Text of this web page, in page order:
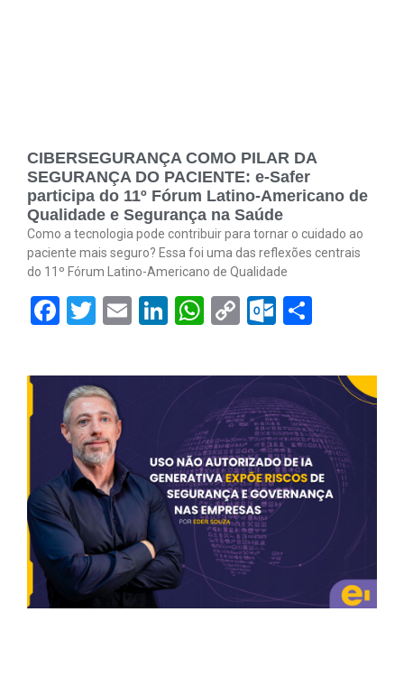
CIBERSEGURANÇA COMO PILAR DA
SEGURANÇA DO PACIENTE: e-Safer
participa do 11º Fórum Latino-Americano de
Qualidade e Segurança na Saúde
Como a tecnologia pode contribuir para tornar o cuidado ao
paciente mais seguro? Essa foi uma das reflexões centrais
do 11º Fórum Latino-Americano de Qualidade
Facebook
Twitter
EmailLinkedIn
WhatsApp
Copy